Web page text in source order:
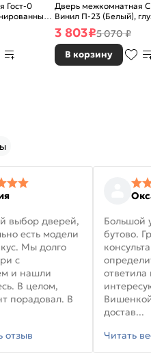
Гост-0
Дверь межкомнатная
Винил П-23 (Белый),
скиновая
3 803₽5 070 ₽
В корзину
выбор дверей,
есть модели
Мы долго
с
и нашли
В целом,
порадовал. В
отзыв
Большой
бутово.
ответила
достав...
Читать